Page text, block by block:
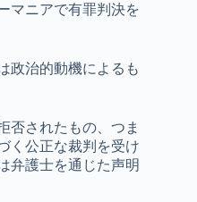
マニアで有罪判決を
政治的動機によるも
否されたもの、つま
く公正な裁判を受け
弁護士を通じた声明